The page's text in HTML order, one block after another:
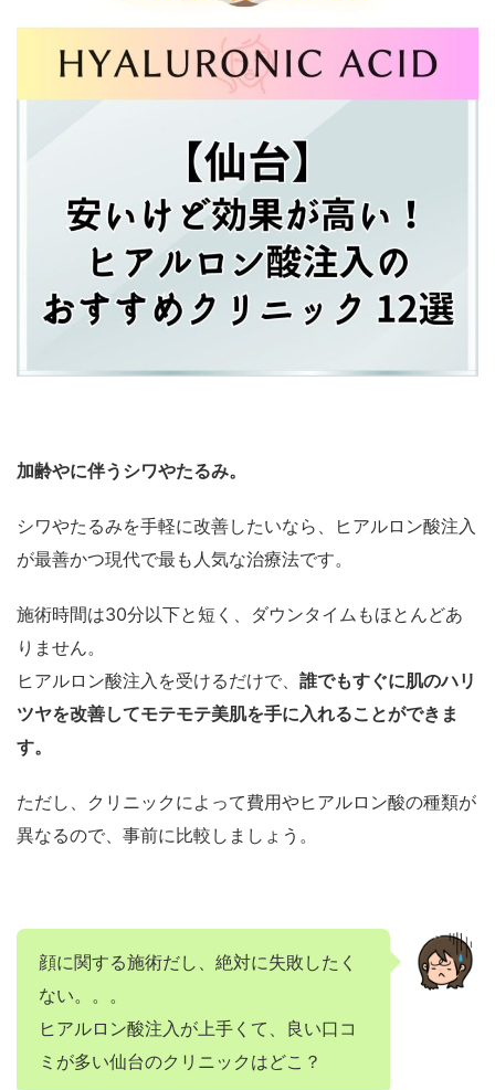
加齢やに伴うシワやたるみ。
シワやたるみを手軽に改善したいなら、ヒアルロン酸注入
が最善かつ現代で最も人気な治療法です。
施術時間は30分以下と短く、ダウンタイムもほとんどあ
りません。
ヒアルロン酸注入を受けるだけで、 誰でもすぐに肌のハリ
ツヤを改善してモテモテ美肌を手に入れることができま
す。
ただし、クリニックによって費用やヒアルロン酸の種類が
異なるので、事前に比較しましょう。
顔に関する施術だし、絶対に失敗したく
ない。。。
ヒアルロン酸注入が上手くて、良い口コ
ミが多い仙台のクリニックはどこ？